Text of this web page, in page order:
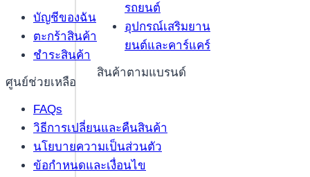
รถยนต์
อุปกรณ์เสริมยาน
ยนต์และคาร์แคร์
สินค้าตามแบรนด์
บัญชีของฉัน
ตะกร้าสินค้า
ชำระสินค้า
ศูนย์ช่วยเหลือ
FAQs
วิธีการเปลี่ยนและคืนสินค้า
นโยบายความเป็นส่วนตัว
ข้อกำหนดและเงื่อนไข